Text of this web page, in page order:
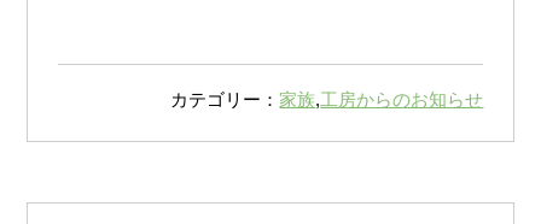
カテゴリー：家族,工房からのお知らせ